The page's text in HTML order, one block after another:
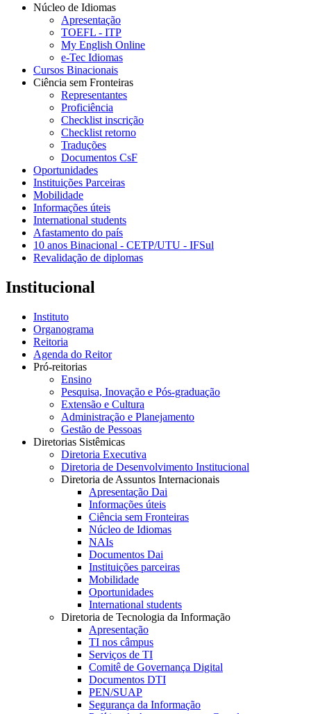
Núcleo de Idiomas
Apresentação
TOEFL - ITP
My English Online
e-Tec Idiomas
Cursos Binacionais
Ciência sem Fronteiras
Representantes
Proficiência
Checklist inscrição
Checklist retorno
Traduções
Documentos CsF
Oportunidades
Instituições Parceiras
Mobilidade
Informações úteis
International students
Afastamento do país
10 anos Binacional - CETP/UTU - IFSul
Revalidação de diplomas
Institucional
Instituto
Organograma
Reitoria
Agenda do Reitor
Pró-reitorias
Ensino
Pesquisa, Inovação e Pós-graduação
Extensão e Cultura
Administração e Planejamento
Gestão de Pessoas
Diretorias Sistêmicas
Diretoria Executiva
Diretoria de Desenvolvimento Institucional
Diretoria de Assuntos Internacionais
Apresentação Dai
Informações úteis
Ciência sem Fronteiras
Núcleo de Idiomas
NAIs
Documentos Dai
Instituições parceiras
Mobilidade
Oportunidades
International students
Diretoria de Tecnologia da Informação
Apresentação
TI nos câmpus
Serviços de TI
Comitê de Governança Digital
Documentos DTI
PEN/SUAP
Segurança da Informação